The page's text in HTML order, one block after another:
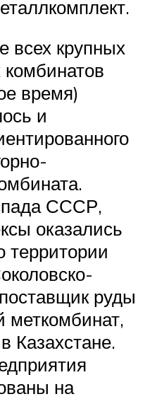
всех крупных
комбинатов
время)
и
СССР,
оказались
территории
руды
меткомбинат,
Казахстане.
на